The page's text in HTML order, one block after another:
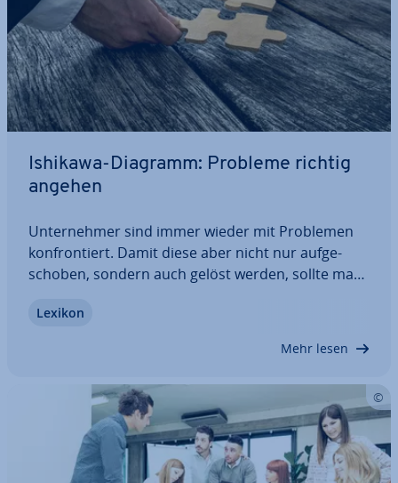
Ishikawa-Diagramm: Probleme richtig
angehen
Un­ter­neh­mer sind immer wieder mit Problemen
kon­fron­tiert. Damit diese aber nicht nur auf­ge­
scho­ben, sondern auch gelöst werden, sollte man
Probleme, sondern auch mit ihren Ursachen
Lexikon
Mehr lesen